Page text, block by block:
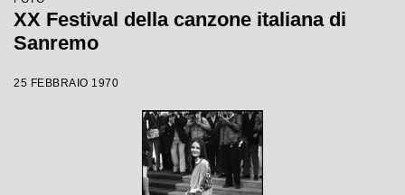
XX Festival della canzone italiana di
Sanremo
25 FEBBRAIO 1970